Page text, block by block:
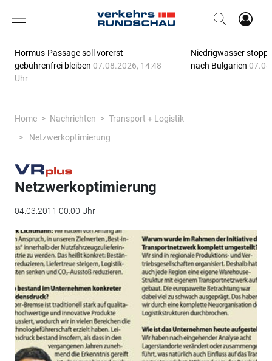
Hormus-Passage soll vorerst
gebührenfrei bleiben 07.08.2026, 14:48
Uhr
Niedrigwasser
nach Bulgarien
Home Nachrichten
Transport + Logistik
Netzwerkoptimierung
Netzwerkoptimierung
04.03.2011 00:00 Uhr